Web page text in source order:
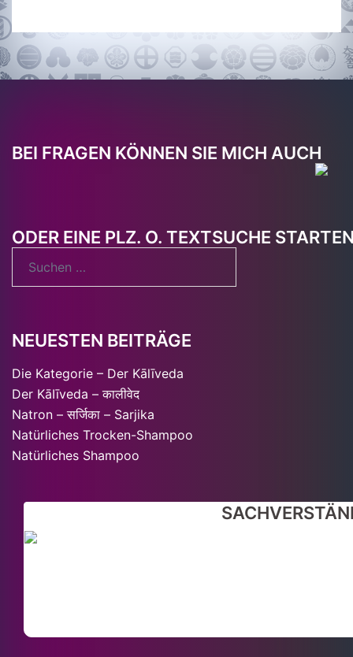
BEI FRAGEN KÖNNEN SIE MICH AUCH
ODER EINE PLZ. O. TEXTSUCHE
NEUESTEN BEITRÄGE
Die Kategorie – Der Kālīveda
Der KāIīveda – कालीवेद
Natron – सर्जिका – Sarjika
Natürliches Trocken-Shampoo
Natürliches Shampoo